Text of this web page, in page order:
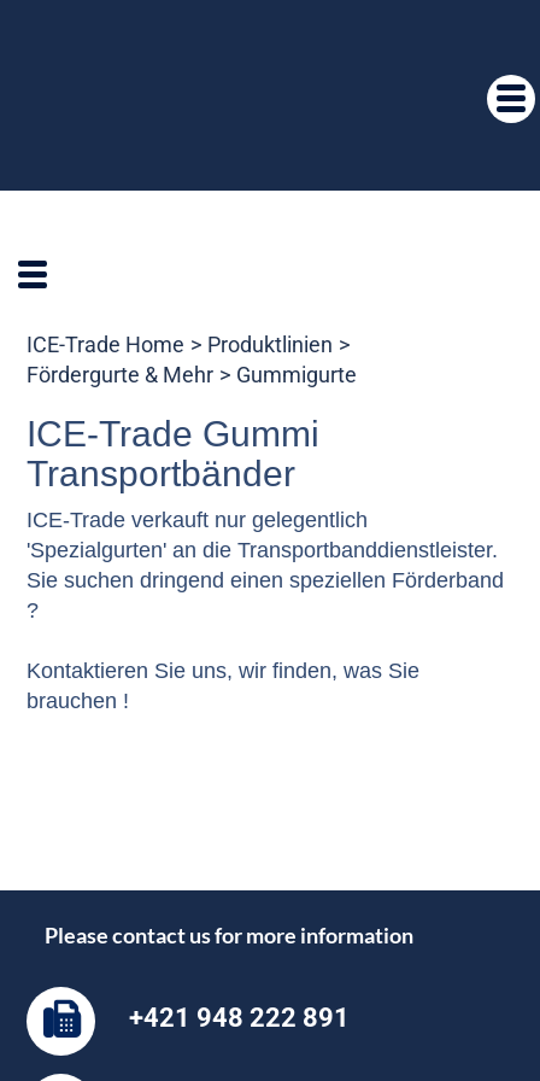
ICE-Trade Home
Produktlinien
Fördergurte & Mehr
Gummigurte
ICE-Trade Gummi
Transportbänder
ICE-Trade verkauft nur gelegentlich
'Spezialgurten' an die Transportbanddienstleister.
Sie suchen dringend einen speziellen Förderband
?
Kontaktieren Sie uns, wir finden, was Sie
brauchen !
Please contact us for more information
+421 948 222 891